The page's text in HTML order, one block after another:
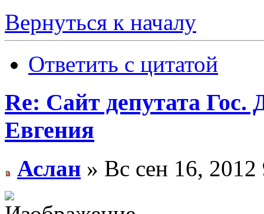
Вернуться к началу
Ответить с цитатой
Re: Сайт депутата
Евгения
Аслан » Вс сен 16, 2012